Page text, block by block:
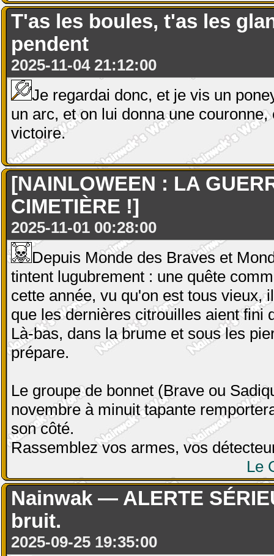
T'as les boules, t'as les
pendent
2025-11-04 21:12:00
Je regardai donc, et je vis un
un arc, et on lui donna une
victoire.
[NAINLOWEEN : LA
CIMETIÈRE !]
2025-11-01 00:28:00
Depuis Monde des Braves et
tintent lugubrement : une quête
cette année, vu qu'on est tous vieux,
que les dernières citrouilles aient fini
Là-bas, dans la brume et sous les
prépare.
Le groupe de bonnet (Brave ou
novembre à minuit tapante
son côté.
Rassemblez vos armes, vos
Le
Nainwak — ALERTE
bruit.
2025-09-25 19:35:00